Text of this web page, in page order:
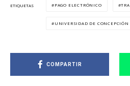
ETIQUETAS PAGO ELECTRÓNICO
UNIVERSIDAD DE CONCEPCIÓN
COMPARTIR